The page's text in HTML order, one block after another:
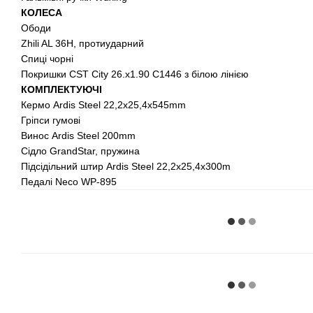
КОЛЕСА
Ободи
Zhili AL 36H, протиударний
Спиці чорні
Покришки CST City 26.x1.90 C1446 з білою лінією
КОМПЛЕКТУЮЧІ
Кермо Ardis Steel 22,2x25,4x545mm
Гріпси гумові
Винос Ardis Steel 200mm
Сідло GrandStar, пружина
Підсідільний штир Ardis Steel 22,2x25,4x300m
Педалі Neco WP-895